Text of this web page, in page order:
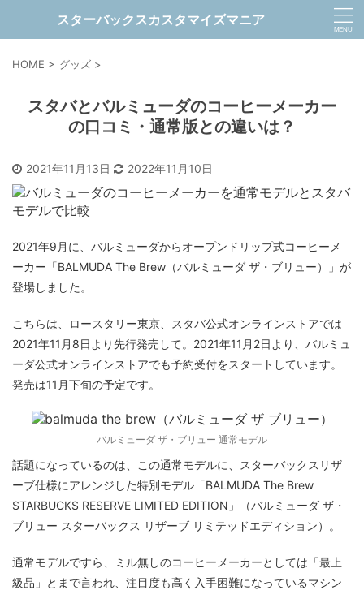
スターバックスカスタマイズマニア
HOME > グッズ >
スタバとバルミューダのコーヒーメーカー
の口コミ・通常版との違いは？
2021年11月13日 2022年11月10日
2021年9月に、バルミューダからオープンドリップ式コーヒーメ
ーカー「BALMUDA The Brew（バルミューダ ザ・ブリュー）」が
登場しました。
こちらは、ロースタリー東京、スタバ公式オンラインストアでは
2021年11月8日より先行発売して。2021年11月2日より、バルミュ
ーダ公式オンラインストアでも予約受付をスタートしています。
発売は11月下旬の予定です。
バルミューダ ザ・ブリュー 通常モデル
話題になっているのは、この通常モデルに、スターバックスリザ
ーブ仕様にアレンジした特別モデル「BALMUDA The Brew
STARBUCKS RESERVE LIMITED EDITION」（バルミューダ ザ・
ブリュー スターバックス リザーブ リミテッドエディション）。
通常モデルですら、ミル無しのコーヒーメーカーとしては「最上
級品」とまで言われ、注目度も高く入手困難になっているマシン